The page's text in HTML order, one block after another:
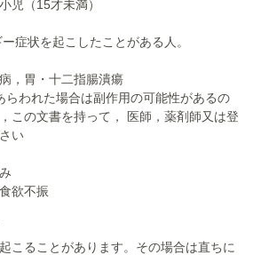
児（15才未満）
症状を起こしたことがある人。
，胃・十二指腸潰瘍
らわれた場合は副作用の可能性があるの
この文書を持って， 医師，薬剤師又は登
い
欲不振
こることがあります。その場合は直ちに